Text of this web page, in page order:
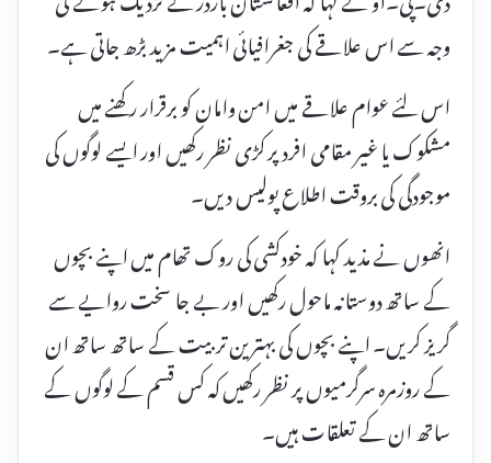
وجہ سے اس علاقے کی جغرافیائی اہمیت مزید بڑھ جاتی ہے۔
اس لئے عوام علاقے میں امن وامان کو برقرار رکھنے میں
مشکوک یا غیر مقامی افرد پر کڑی نظر رکھیں اور ایسے لوگوں کی
موجودگی کی بروقت اطلاع پولیس دیں۔
انھوں نے مذید کہا کہ خودکشی کی روک تھام میں اپنے بچوں
کے ساتھ دوستانہ ماحول رکھیں اور بے جا سخت روایے سے
گریز کریں۔ اپنے بچوں کی بہترین تربیت کے ساتھ ساتھ ان
کے روزمرہ سرگرمیوں پر نظر رکھیں کہ کس قسم کے لوگوں کے
ساتھ ان کے تعلقات ہیں۔